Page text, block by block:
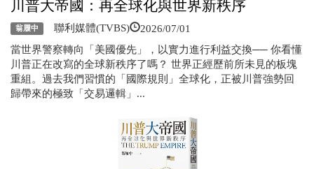
川普大帝國：再全球化與世界新秩序
翁履中 聯利媒體(TVBS) 2026/07/01
當世界警察轉向「美國優先」，以實力進行利益交換── 你看懂
川普正在改寫的全球新秩序了嗎？ 世界正經歷前所未見的板塊
重組。過去我們習慣的「國際規則」全球化，正被川普強勢回
歸帶來的極致「交易邏輯」...